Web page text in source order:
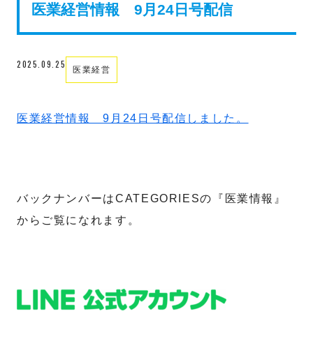
医業経営情報 9月24日号配信
2025.09.25 医業経営
医業経営情報 9月24日号配信しました。
バックナンバーはCATEGORIESの『医業情報』
からご覧になれます。